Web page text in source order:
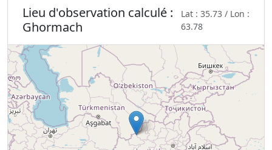
Lieu d'observation calculé :
Ghormach
Lat : 35.73 / Lon :
63.78